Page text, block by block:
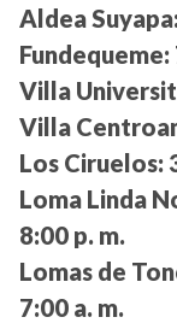
Aldea Suyapa:
Fundequeme:
Villa
Villa
Los Ciruelos:
Loma Linda
8:00 p. m.
Lomas de
7:00 a. m.